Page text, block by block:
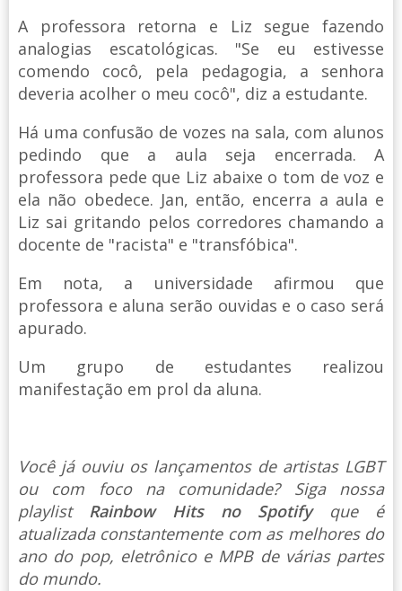
A professora retorna e Liz segue fazendo
analogias escatológicas. "Se eu estivesse
comendo cocô, pela pedagogia, a senhora
deveria acolher o meu cocô", diz a estudante.
Há uma confusão de vozes na sala, com alunos
pedindo que a aula seja encerrada. A
professora pede que Liz abaixe o tom de voz e
ela não obedece. Jan, então, encerra a aula e
Liz sai gritando pelos corredores chamando a
docente de "racista" e "transfóbica".
Em nota, a universidade afirmou que
professora e aluna serão ouvidas e o caso será
apurado.
Um grupo de estudantes realizou
manifestação em prol da aluna.
Você já ouviu os lançamentos de artistas LGBT
ou com foco na comunidade? Siga nossa
playlist Rainbow Hits no Spotify que é
atualizada constantemente com as melhores do
ano do pop, eletrônico e MPB de várias partes
do mundo.